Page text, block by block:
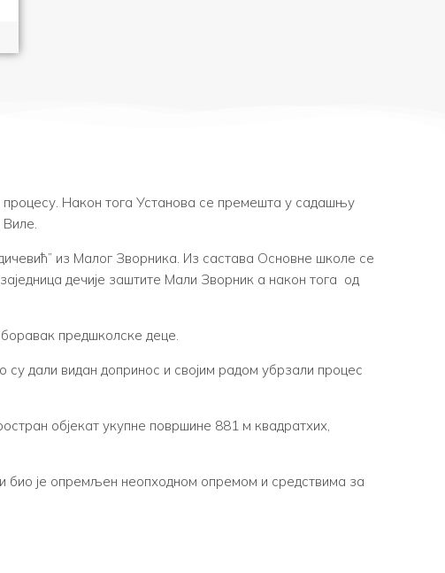
Након тога Установа се премешта у садашњу
из Малог Зворника. Из састава Основне школе се
дечије заштите Мали Зворник а након тога од
предшколске деце.
су дали видан допринос и својим радом убрзали процес
објекат укупне површине 881 м квадратхих,
био је опремљен неопходном опремом и средствима за